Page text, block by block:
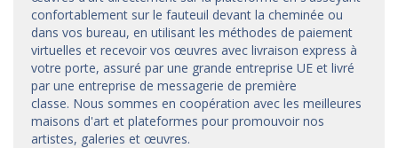
confortablement sur le fauteuil devant la cheminée ou
dans vos bureau, en utilisant les méthodes de paiement
virtuelles et recevoir vos œuvres avec livraison express à
votre porte, assuré par une grande entreprise UE et livré
par une entreprise de messagerie de première
classe. Nous sommes en coopération avec les meilleures
maisons d'art et plateformes pour promouvoir nos
artistes, galeries et œuvres.